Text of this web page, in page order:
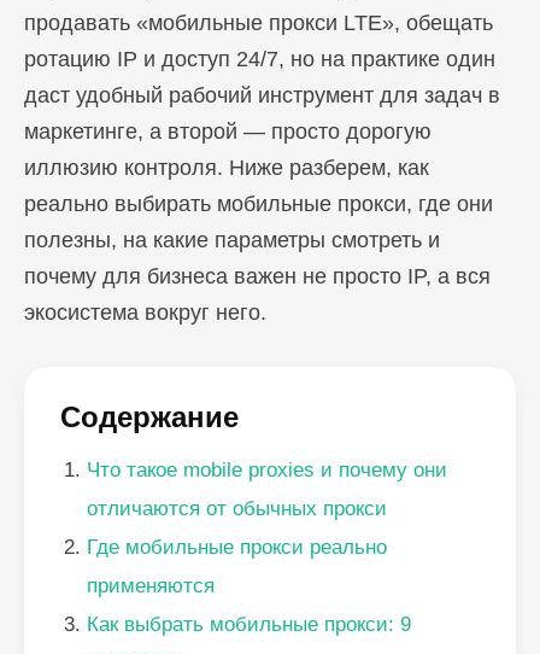
продавать «мобильные прокси LTE», обещать
ротацию IP и доступ 24/7, но на практике один
даст удобный рабочий инструмент для задач в
маркетинге, а второй — просто дорогую
иллюзию контроля. Ниже разберем, как
реально выбирать мобильные прокси, где они
полезны, на какие параметры смотреть и
почему для бизнеса важен не просто IP, а вся
экосистема вокруг него.
Содержание
Что такое mobile proxies и почему они
отличаются от обычных прокси
Где мобильные прокси реально
применяются
Как выбрать мобильные прокси: 9